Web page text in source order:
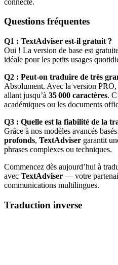
Questions fréquentes
Q1 : TextAdviser est-il gratuit ?
Oui ! La version de base est
idéale pour les petits usages
Q2 : Peut-on traduire de très
Absolument. Avec la version
allant jusqu’à 35 000 caractères.
académiques ou les documents
Q3 : Quelle est la fiabilité de la
Grâce à nos modèles avancés
profonds, TextAdviser garantit
phrases complexes ou techniques.
Commencez dès aujourd’hui à
avec TextAdviser — votre
communications multilingues.
Traduction inverse